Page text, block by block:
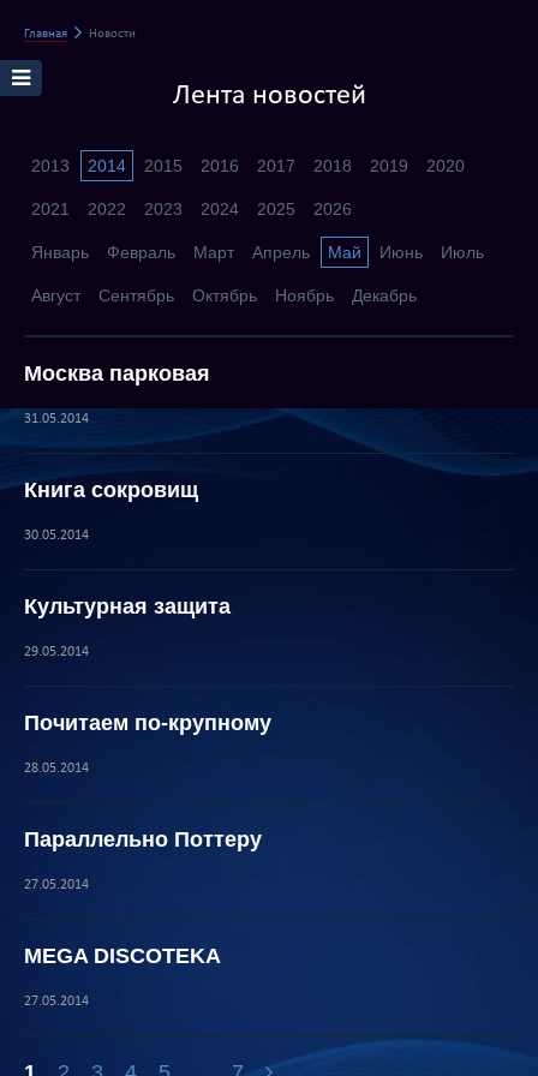
Главная Новости
Лента новостей
2013 2014 2015 2016 2017 2018 2019 2020
2021 2022 2023 2024 2025 2026
Январь Февраль Март Апрель Май Июнь Июль
Август Сентябрь Октябрь Ноябрь Декабрь
Москва парковая
31.05.2014
Книга сокровищ
30.05.2014
Культурная защита
29.05.2014
Почитаем по-крупному
28.05.2014
Параллельно Поттеру
27.05.2014
MEGA DISCOTEKА
27.05.2014